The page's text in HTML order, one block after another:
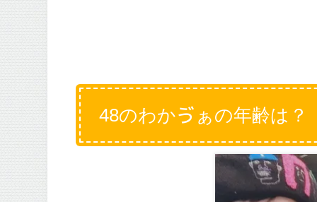
48のわかゔぁの年齢は？